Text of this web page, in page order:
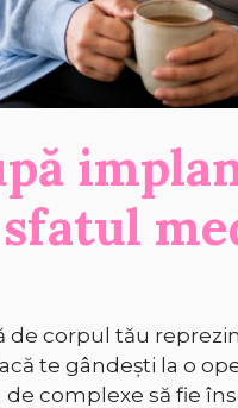
sfatul
de corpul tău
te gândești la o
complexe să fie